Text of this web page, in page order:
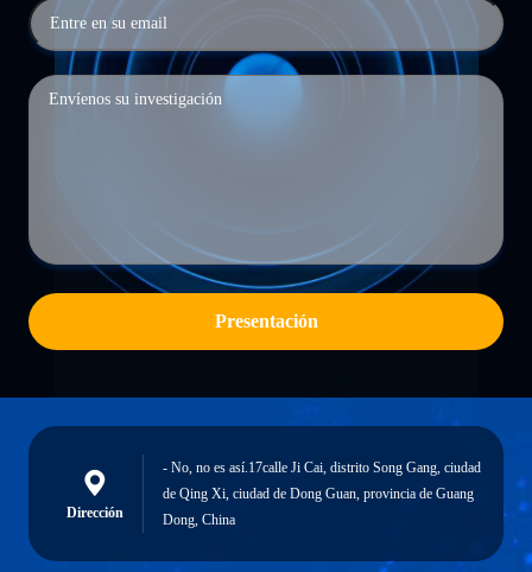
Presentación
Dirección
- No, no es así.17calle Ji Cai, distrito Song Gang, ciudad
de Qing Xi, ciudad de Dong Guan, provincia de Guang
Dong, China